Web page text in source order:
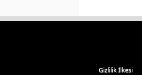
Gizlilik İlkesi